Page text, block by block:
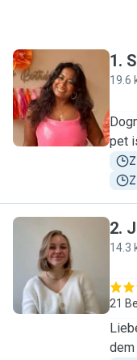
S
1.
19.6
pet
J
2.
14.3
21
dem